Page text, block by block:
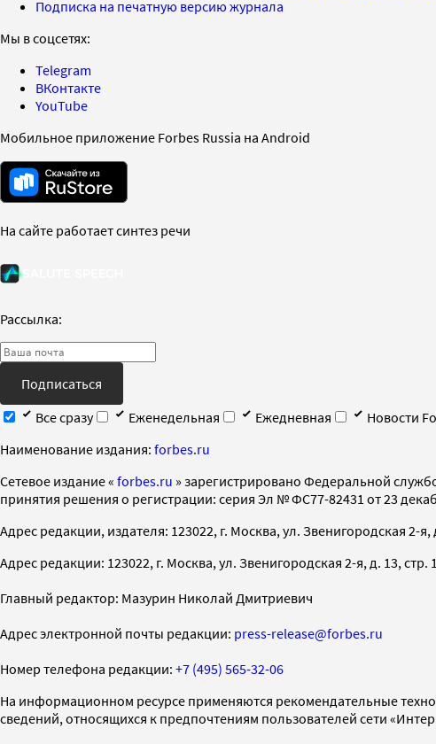
Подписка на печатную версию журнала
Мы в соцсетях:
Telegram
ВКонтакте
YouTube
Мобильное приложение Forbes Russia на Android
На сайте работает синтез речи
Рассылка:
Подписаться
Все сразу
Еженедельная Ежедневная
Новости
Наименование издания: forbes.ru
Cетевое издание « forbes.ru » зарегистрировано Федеральной
принятия решения о регистрации: серия Эл № ФС77-82431 от 23
Адрес редакции, издателя: 123022, г. Москва, ул. Звенигородская 2-я,
Адрес редакции: 123022, г. Москва, ул. Звенигородская 2-я, д. 13, стр.
Главный редактор: Мазурин Николай Дмитриевич
Адрес электронной почты редакции: press-release@forbes.ru
Номер телефона редакции: +7 (495) 565-32-06
На информационном ресурсе применяются рекомендательные
сведений, относящихся к предпочтениям пользователей сети